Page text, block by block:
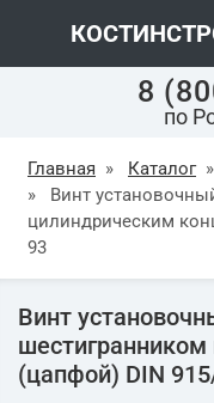
8
по
Главная » Каталог »
»
Винт
цилиндрическим
93
Винт
(цапфой) DIN